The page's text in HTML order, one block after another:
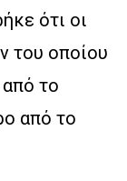
ότι οι
του οποίου
από το
από το